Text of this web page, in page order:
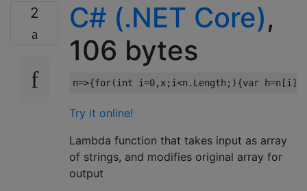
2 C# (.NET Core),
106 bytes
n=>{for(int i=0, x; i<n . Length ;){var h=n [i];
Try it online!
Lambda function that takes input as array
of strings, and modifies original array for
output